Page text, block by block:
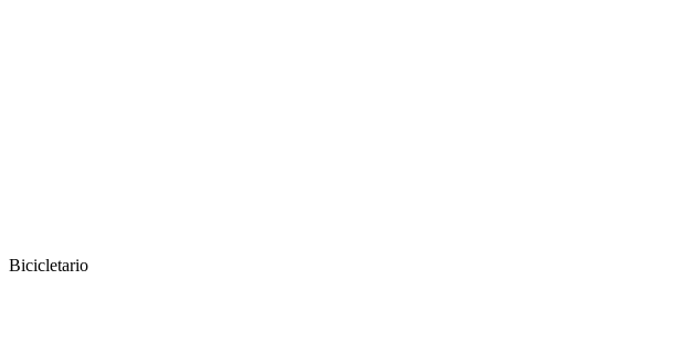
Bicicletario